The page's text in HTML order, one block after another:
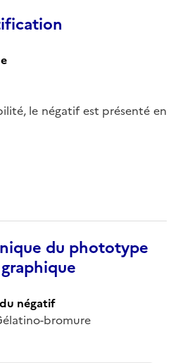
le négatif est présenté en
du phototype
négatif
bromure